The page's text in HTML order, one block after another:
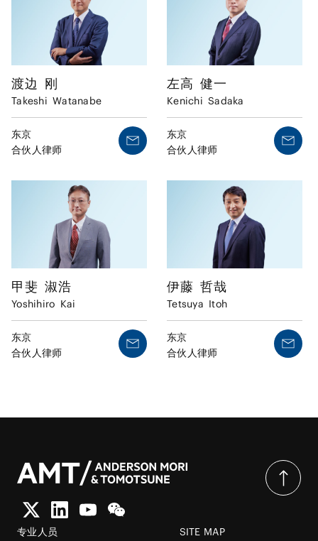
渡边 刚
Takeshi Watanabe
东京
合伙人律师
左高 健一
Kenichi Sadaka
东京
合伙人律师
甲斐 淑浩
Yoshihiro Kai
东京
合伙人律师
伊藤 哲哉
Tetsuya Itoh
东京
合伙人律师
专业人员 SITE MAP